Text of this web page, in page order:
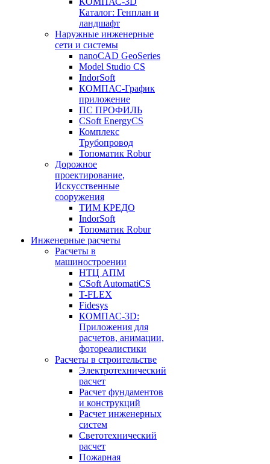
Каталог: Генплан и
ландшафт
Наружные инженерные
сети и системы
nanoCAD GeoSeries
Model Studio CS
IndorSoft
КОМПАС-График
приложение
ПС ПРОФИЛЬ
CSoft EnergyCS
Комплекс
Трубопровод
Топоматик Robur
Дорожное
проектирование,
Искусственные
сооружения
ТИМ КРЕДО
IndorSoft
Топоматик Robur
Инженерные расчеты
Расчеты в
машиностроении
НТЦ АПМ
CSoft AutomatiCS
T-FLEX
Fidesys
КОМПАС-3D:
Приложения для
расчетов, анимации,
фотореалистики
Расчеты в строительстве
Электротехнический
расчет
Расчет фундаментов
и конструкций
Расчет инженерных
систем
Светотехнический
расчет
Пожарная